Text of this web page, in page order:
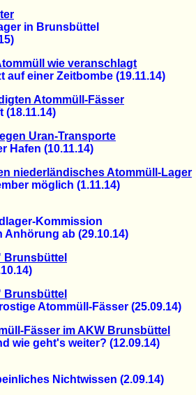
in Brunsbüttel
wie veranschlagt
einer Zeitbombe (19.11.14)
Atommüll-Fässer
Uran-Transporte
(10.11.14)
niederländisches Atommüll-Lager
möglich (1.11.14)
Kommission
ab (29.10.14)
Atommüll-Fässer (25.09.14)
Fässer im AKW Brunsbüttel
wie geht's weiter? (12.09.14)
Nichtwissen (2.09.14)